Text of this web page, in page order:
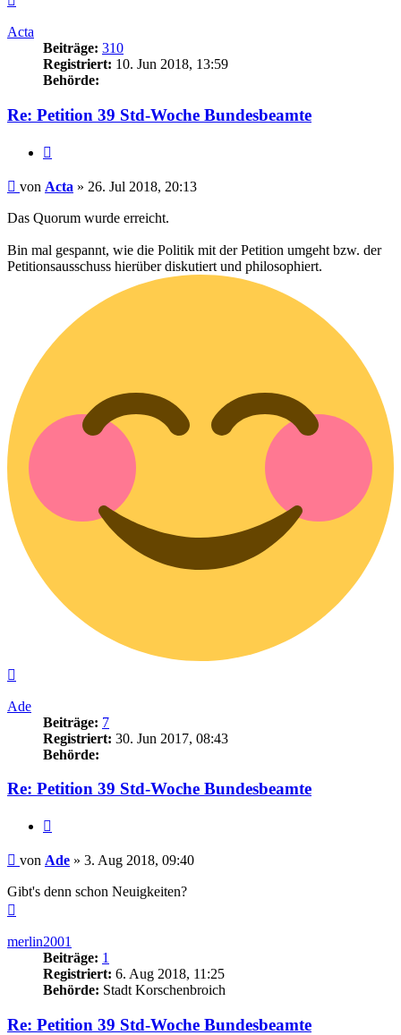
Acta
Beiträge: 310
Registriert: 10. Jun 2018, 13:59
Behörde:
Re: Petition 39 Std-Woche Bundesbeamte
Beitrag
von Acta » 26. Jul 2018, 20:13
Das Quorum wurde erreicht.
Bin mal gespannt, wie die Politik mit der Petition umgeht bzw. der
Petitionsausschuss hierüber diskutiert und philosophiert.
Ade
Beiträge: 7
Registriert: 30. Jun 2017, 08:43
Behörde:
Re: Petition 39 Std-Woche Bundesbeamte
Beitrag
von Ade » 3. Aug 2018, 09:40
Gibt's denn schon Neuigkeiten?
merlin2001
Beiträge: 1
Registriert: 6. Aug 2018, 11:25
Behörde: Stadt Korschenbroich
Re: Petition 39 Std-Woche Bundesbeamte